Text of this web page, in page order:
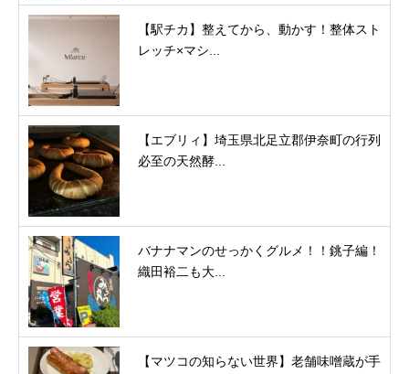
【駅チカ】整えてから、動かす！整体スト
レッチ×マシ...
【エブリィ】埼玉県北足立郡伊奈町の行列
必至の天然酵...
バナナマンのせっかくグルメ！！銚子編！
織田裕二も大...
【マツコの知らない世界】老舗味噌蔵が手